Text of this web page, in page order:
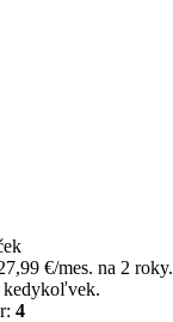
€/mes. na 2 roky.
kedykoľvek.
4